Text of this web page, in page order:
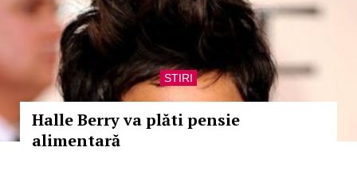
STIRI
Halle Berry va plăti pensie
alimentară